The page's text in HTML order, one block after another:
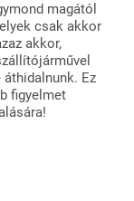
magától
csak akkor
akkor,
Ez
figyelmet